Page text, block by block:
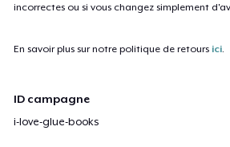
incorrectes ou si vous changez simplement
En savoir plus sur notre politique de retours ici.
ID campagne
i-love-glue-books